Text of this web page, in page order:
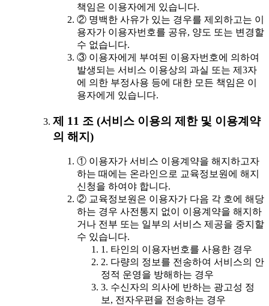
책임은 이용자에게 있습니다.
② 명백한 사유가 있는 경우를 제외하고는 이
용자가 이용자번호를 공유, 양도 또는 변경할
수 없습니다.
③ 이용자에게 부여된 이용자번호에 의하여
발생되는 서비스 이용상의 과실 또는 제3자
에 의한 부정사용 등에 대한 모든 책임은 이
용자에게 있습니다.
제 11 조 (서비스 이용의 제한 및 이용계약
의 해지)
① 이용자가 서비스 이용계약을 해지하고자
하는 때에는 온라인으로 교육정보원에 해지
신청을 하여야 합니다.
② 교육정보원은 이용자가 다음 각 호에 해당
하는 경우 사전통지 없이 이용계약을 해지하
거나 전부 또는 일부의 서비스 제공을 중지할
수 있습니다.
1. 타인의 이용자번호를 사용한 경우
2. 다량의 정보를 전송하여 서비스의 안
정적 운영을 방해하는 경우
3. 수신자의 의사에 반하는 광고성 정
보, 전자우편을 전송하는 경우